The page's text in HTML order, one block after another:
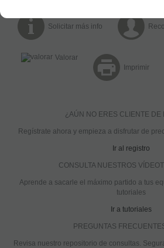
Solicitar más info
Valorar
Imprimir
¿AÚN NO ERES CLIENTE DE
Regístrate ahora y empieza a disfrutar de
Ir al registro
CONSULTA NUESTROS
Aprende a sacarle el máximo partido a tus
tutoriales
Ir a tutoriales
PREGUNTAS
Revisa nuestro repositorio de consultas.